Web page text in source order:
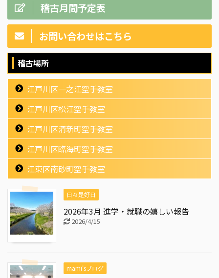
稽古月間予定表
お問い合わせはこちら
稽古場所
江戸川区一之江空手教室
江戸川区松江空手教室
江戸川区清新町空手教室
江戸川区臨海町空手教室
江東区南砂町空手教室
日々是好日
2026年3月 進学・就職の嬉しい報告
2026/4/15
mami'sブログ